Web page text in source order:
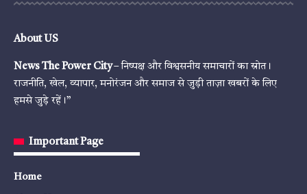
About US
News The Power City– निष्पक्ष और विश्वसनीय समाचारों का स्रोत।
राजनीति, खेल, व्यापार, मनोरंजन और समाज से जुड़ी ताज़ा खबरों के लिए
हमसे जुड़े रहें।”
Important Page
Home